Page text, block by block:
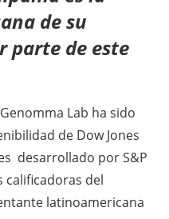
de su
parte de este
Lab ha sido
de Dow Jones
desarrollado por S&P
calificadoras del
latinoamericana